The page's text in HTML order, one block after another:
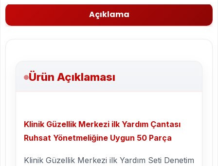
Açıklama
Ürün Açıklaması
Klinik Güzellik Merkezi ilk Yardım Çantası
Ruhsat Yönetmeliğine Uygun 50 Parça
Klinik Güzellik Merkezi ilk Yardım Seti Denetim